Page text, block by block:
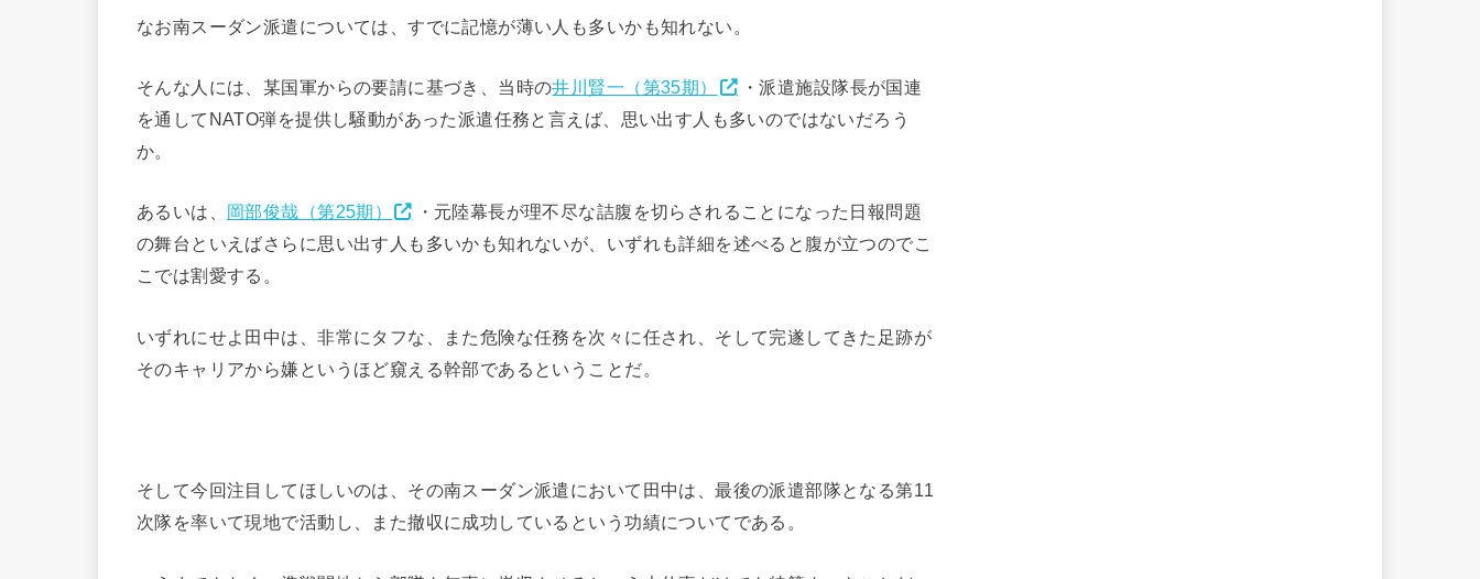
なお南スーダン派遣については、すでに記憶が薄い人も多いかも知れない。
そんな人には、某国軍からの要請に基づき、当時の井川賢一（第35期）
・派遣施設隊長が国連
を通してNATO弾を提供し騒動があった派遣任務と言えば、思い出す人も多いのではないだろう
か。
あるいは、 岡部俊哉（第25期）
・元陸幕長が理不尽な詰腹を切らされることになった日報問題
の舞台といえばさらに思い出す人も多いかも知れないが、いずれも詳細を述べると腹が立つのでこ
こでは割愛する。
いずれにせよ田中は、非常にタフな、また危険な任務を次々に任され、そして完遂してきた足跡が
そのキャリアから嫌というほど窺える幹部であるということだ。
そして今回注目してほしいのは、その南スーダン派遣において田中は、最後の派遣部隊となる第11
次隊を率いて現地で活動し、また撤収に成功しているという功績についてである。